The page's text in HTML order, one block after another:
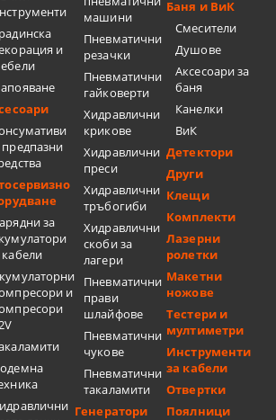
и
предпазни
за
кабели
и
машини
Пневматични
резачки
Пневматични
гайковерти
Хидравлични
крикове
Хидравлични
преси
Хидравлични
тръбогиби
Хидравлични
скоби за
лагери
Пневматични
прави
шлайфове
Пневматични
чукове
Пневматични
такаламити
Генератори
Баня и ВиК
Смесители
Душове
Аксесоари за
баня
Канелки
ВиК
Детектори
Други
Клещи
Комплекти
Лазерни
ролетки
Макетни
ножове
Тестери и
мултиметри
Инструменти
за кабели
Отвертки
Поялници